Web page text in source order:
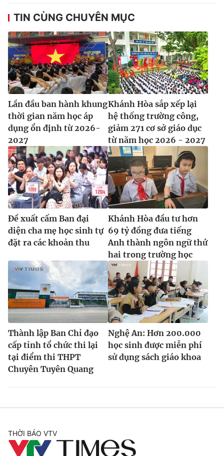
TIN CÙNG CHUYÊN MỤC
Lần đầu ban hành khung
thời gian năm học áp
dụng ổn định từ 2026-
2027
Khánh Hòa sắp xếp lại
hệ thống trường công,
giảm 271 cơ sở giáo dục
từ năm học 2026 - 2027
Đề xuất cấm Ban đại
diện cha mẹ học sinh tự
đặt ra các khoản thu
Khánh Hòa đầu tư hơn
69 tỷ đồng đưa tiếng
Anh thành ngôn ngữ thứ
hai trong trường học
Thành lập Ban Chỉ đạo
cấp tỉnh tổ chức thi lại
tại điểm thi THPT
Chuyên Tuyên Quang
Nghệ An: Hơn 200.000
học sinh được miễn phí
sử dụng sách giáo khoa
THỜI BÁO VTV